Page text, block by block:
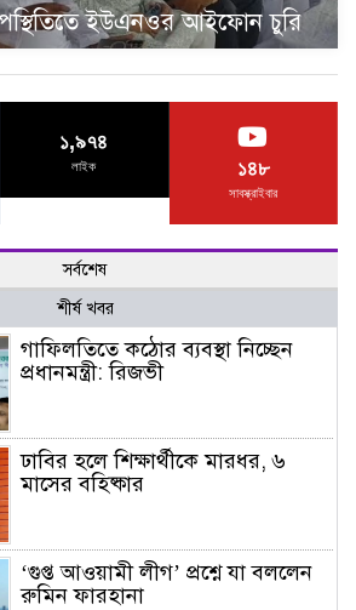
ইউএনওর আইফোন চুরি
১,৯৭৪
লাইক ১৪৮
সাবস্ক্রাইবার
সর্বশেষ
শীর্ষ খবর
গাফিলতিতে কঠোর ব্যবস্থা নিচ্ছেন
প্রধানমন্ত্রী: রিজভী
ঢাবির হলে শিক্ষার্থীকে মারধর, ৬
মাসের বহিষ্কার
‘গুপ্ত আওয়ামী লীগ’ প্রশ্নে যা বললেন
রুমিন ফারহানা